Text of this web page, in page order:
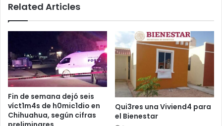
Related Articles
Fin de semana dejó seis
víct1m4s de h0mic1dio en
Chihuahua, según cifras
Qui3res una Viviend4 para
el Bienestar